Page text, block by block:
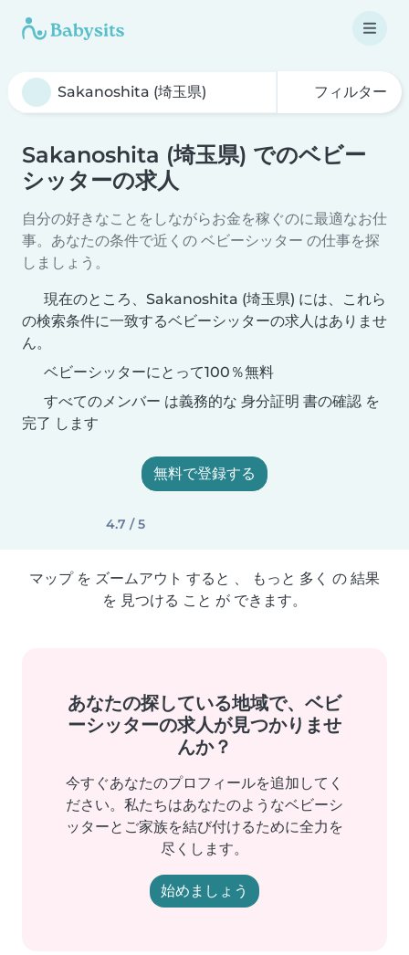
フィルター
Sakanoshita (埼玉県) でのベビー
シッターの求人
自分の好きなことをしながらお金を稼ぐのに最適なお仕
事。あなたの条件で近くの ベビーシッター の仕事を探
しましょう。
現在のところ、Sakanoshita (埼玉県) には、これら
の検索条件に一致するベビーシッターの求人はありませ
ん。
ベビーシッターにとって100％無料
すべてのメンバー は義務的な 身分証明 書の確認 を
完了 します
無料で登録する
4.7 / 5
マップ を ズームアウト すると 、 もっと 多く の 結果
を 見つける こと が できます。
あなたの探している地域で、ベビ
ーシッターの求人が見つかりませ
んか？
今すぐあなたのプロフィールを追加してく
ださい。私たちはあなたのようなベビーシ
ッターとご家族を結び付けるために全力を
尽くします。
始めましょう